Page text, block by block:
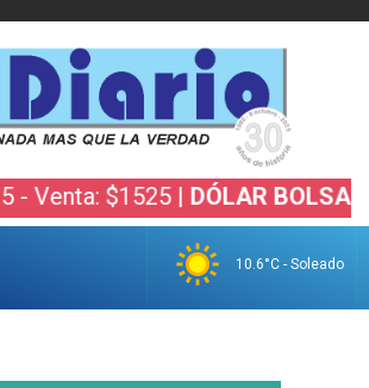
$1525 |DÓLAR BOLSA:
10.6°C - Soleado